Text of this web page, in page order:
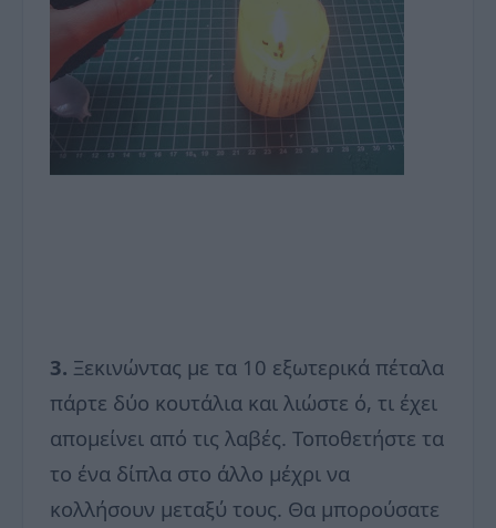
3. Ξεκινώντας με τα 10 εξωτερικά πέταλα
πάρτε δύο κουτάλια και λιώστε ό, τι έχει
απομείνει από τις λαβές. Τοποθετήστε τα
το ένα δίπλα στο άλλο μέχρι να
κολλήσουν μεταξύ τους. Θα μπορούσατε